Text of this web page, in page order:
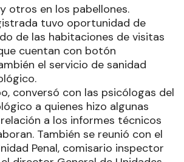
otros en los pabellones.
tuvo oportunidad de
de las habitaciones de visitas
cuentan con botón
el servicio de sanidad
conversó con las psicólogas del
a quienes hizo algunas
a los informes técnicos
También se reunió con el
Penal, comisario inspector